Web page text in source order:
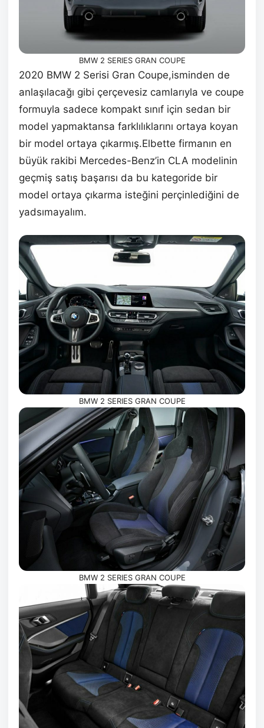
BMW 2 SERIES GRAN COUPE
2020 BMW 2 Serisi Gran Coupe,isminden de
anlaşılacağı gibi çerçevesiz camlarıyla ve coupe
formuyla sadece kompakt sınıf için sedan bir
model yapmaktansa farklılıklarını ortaya koyan
bir model ortaya çıkarmış.Elbette firmanın en
büyük rakibi Mercedes-Benz’in CLA modelinin
geçmiş satış başarısı da bu kategoride bir
model ortaya çıkarma isteğini perçinlediğini de
yadsımayalım.
BMW 2 SERIES GRAN COUPE
BMW 2 SERIES GRAN COUPE